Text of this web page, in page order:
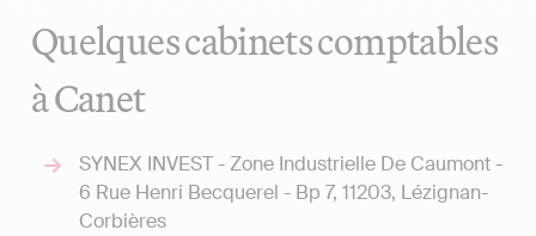
Quelques cabinets comptables
à Canet
SYNEX INVEST - Zone Industrielle De Caumont -
6 Rue Henri Becquerel - Bp 7, 11203, Lézignan-
Corbières